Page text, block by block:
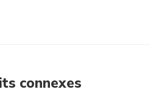
connexes